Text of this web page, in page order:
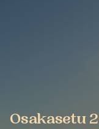
Osakasetu